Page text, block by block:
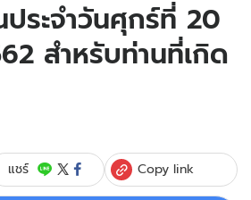
ระจำวันศุกร์ที่ 20
สำหรับท่านที่เกิด
แชร์ Copy link